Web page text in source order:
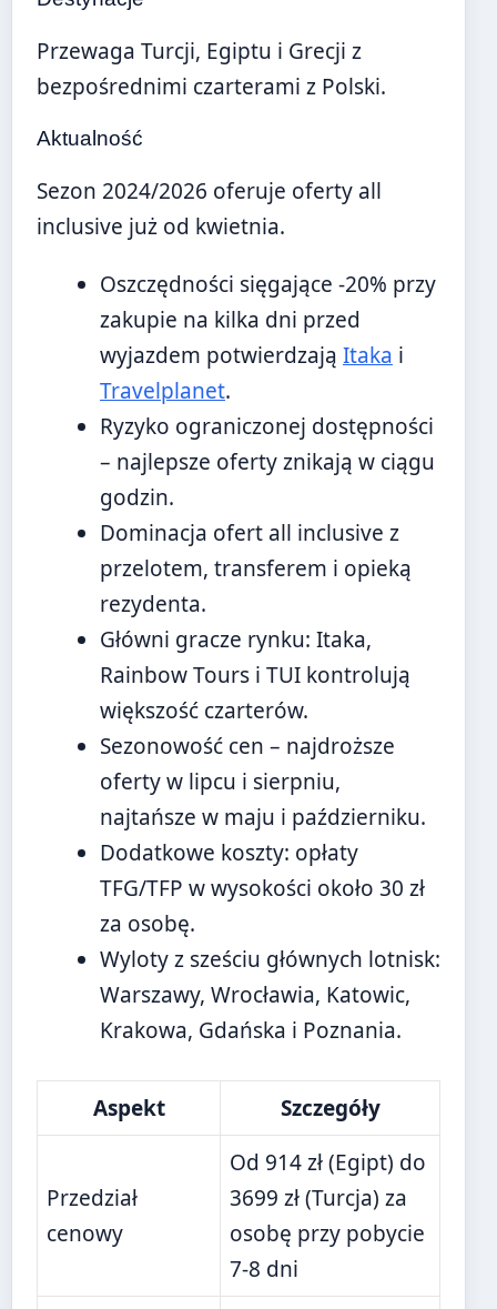
Przewaga Turcji, Egiptu i Grecji z
bezpośrednimi czarterami z Polski.
Aktualność
Sezon 2024/2026 oferuje oferty all
inclusive już od kwietnia.
Oszczędności sięgające -20% przy
zakupie na kilka dni przed
wyjazdem potwierdzają Itaka i
Travelplanet.
Ryzyko ograniczonej dostępności
– najlepsze oferty znikają w ciągu
godzin.
Dominacja ofert all inclusive z
przelotem, transferem i opieką
rezydenta.
Główni gracze rynku: Itaka,
Rainbow Tours i TUI kontrolują
większość czarterów.
Sezonowość cen – najdroższe
oferty w lipcu i sierpniu,
najtańsze w maju i październiku.
Dodatkowe koszty: opłaty
TFG/TFP w wysokości około 30 zł
za osobę.
Wyloty z sześciu głównych lotnisk:
Warszawy, Wrocławia, Katowic,
Krakowa, Gdańska i Poznania.
Aspekt Szczegóły
Przedział
cenowy
Od 914 zł (Egipt) do
3699 zł (Turcja) za
osobę przy pobycie
7-8 dni